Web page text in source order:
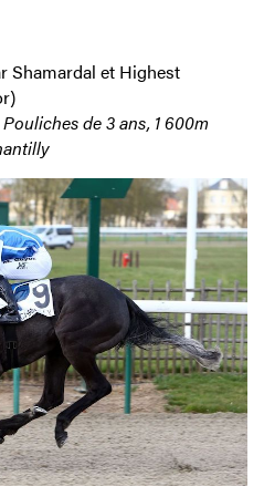
Shamardal et Highest
de 3 ans, 1 600m